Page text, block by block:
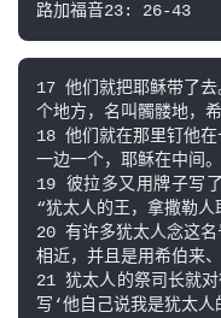
路加福音23: 26-43
17 他们就把耶稣带了
个地方，名叫髑髅地，
18 他们就在那里钉他在
一边一个，耶稣在中间。
19 彼拉多又用牌子写
“犹太人的王，拿撒勒人
20 有许多犹太人念这
相近，并且是用希伯来
21 犹太人的祭司长就
写‘他自己说我是犹太人